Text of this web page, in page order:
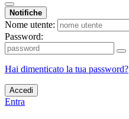
Notifiche
Nome utente:
Password:
Hai dimenticato la tua password?
Accedi
Entra